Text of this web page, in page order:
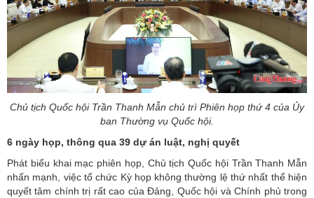
Chủ tịch Quốc hội Trần Thanh Mẫn chủ trì Phiên họp thứ 4 của Ủy
ban Thường vụ Quốc hội.
6 ngày họp, thông qua 39 dự án luật, nghị quyết
Phát biểu khai mạc phiên họp, Chủ tịch Quốc hội Trần Thanh Mẫn
nhấn mạnh, việc tổ chức Kỳ họp không thường lệ thứ nhất thể hiện
quyết tâm chính trị rất cao của Đảng, Quốc hội và Chính phủ trong